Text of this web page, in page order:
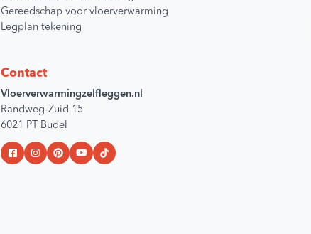
Gereedschap voor vloerverwarming
Legplan tekening
Contact
Vloerverwarmingzelfleggen.nl
Randweg-Zuid 15
6021 PT Budel